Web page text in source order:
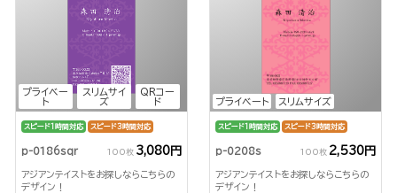
プライベー
ト
スリムサイ
ズ
QRコー
ド
スピード1時間対応 スピード3時間対応
p-0186sqr 100枚 3,080円
アジアンテイストをお探しならこちらの
デザイン！
プライベート スリムサイズ
スピード1時間対応 スピード3時間対応
p-0208s 100枚 2,530円
アジアンテイストをお探しならこちらの
デザイン！